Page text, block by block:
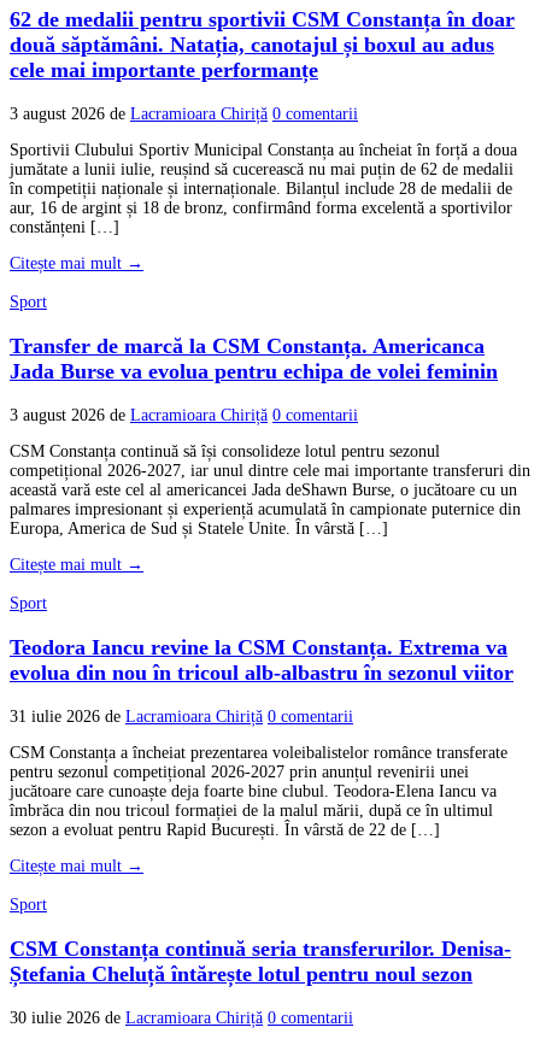
62 de medalii pentru sportivii CSM Constanța în doar
două săptămâni. Natația, canotajul și boxul au adus
cele mai importante performanțe
3 august 2026 de Lacramioara Chiriță 0 comentarii
Sportivii Clubului Sportiv Municipal Constanța au încheiat în forță a doua
jumătate a lunii iulie, reușind să cucerească nu mai puțin de 62 de medalii
în competiții naționale și internaționale. Bilanțul include 28 de medalii de
aur, 16 de argint și 18 de bronz, confirmând forma excelentă a sportivilor
constănțeni […]
Citește mai mult →
Sport
Transfer de marcă la CSM Constanța. Americanca
Jada Burse va evolua pentru echipa de volei feminin
3 august 2026 de Lacramioara Chiriță 0 comentarii
CSM Constanța continuă să își consolideze lotul pentru sezonul
competițional 2026-2027, iar unul dintre cele mai importante transferuri din
această vară este cel al americancei Jada deShawn Burse, o jucătoare cu un
palmares impresionant și experiență acumulată în campionate puternice din
Europa, America de Sud și Statele Unite. În vârstă […]
Citește mai mult →
Sport
Teodora Iancu revine la CSM Constanța. Extrema va
evolua din nou în tricoul alb-albastru în sezonul viitor
31 iulie 2026 de Lacramioara Chiriță 0 comentarii
CSM Constanța a încheiat prezentarea voleibalistelor românce transferate
pentru sezonul competițional 2026-2027 prin anunțul revenirii unei
jucătoare care cunoaște deja foarte bine clubul. Teodora-Elena Iancu va
îmbrăca din nou tricoul formației de la malul mării, după ce în ultimul
sezon a evoluat pentru Rapid București. În vârstă de 22 de […]
Citește mai mult →
Sport
CSM Constanța continuă seria transferurilor. Denisa-
Ștefania Cheluță întărește lotul pentru noul sezon
30 iulie 2026 de Lacramioara Chiriță 0 comentarii